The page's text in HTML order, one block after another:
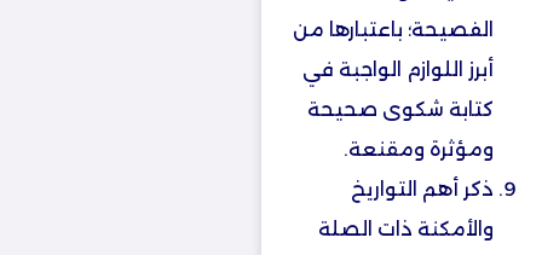
الفصيحة؛ باعتبارها من
أبرز اللوازم الواجبة في
كتابة شكوى صحيحة
ومؤثرة ومقنعة.
ذكر أهم التواريخ
والأمكنة ذات الصلة